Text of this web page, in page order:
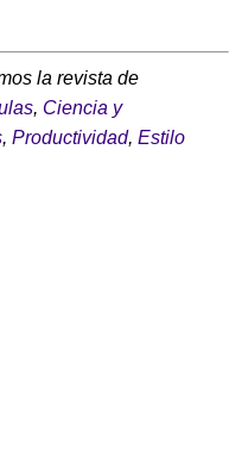
la revista de
, Ciencia y
, Productividad, Estilo